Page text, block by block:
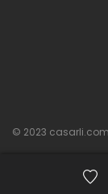
© 2023 casarli.com